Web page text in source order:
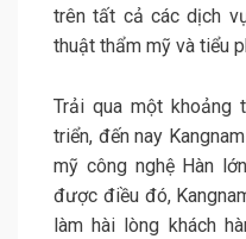
trên tất cả các dịch
thuật thẩm mỹ và tiểu
Trải qua một khoảng
triển, đến nay
mỹ công nghệ Hàn
được điều đó,
làm hài lòng khách